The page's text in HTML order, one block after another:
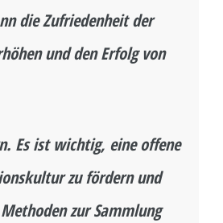
die Zufriedenheit der
und den Erfolg von
Es ist wichtig, eine offene
zu fördern und
zur Sammlung